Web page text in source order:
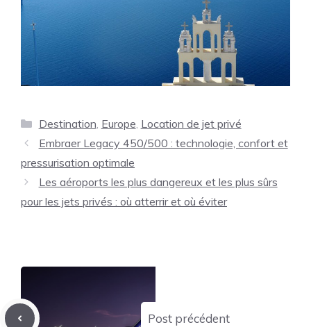
Catégories
Destination Europe Location de jet privé
Embraer Legacy 450/500 : technologie, confort et
pressurisation optimale
Les aéroports les plus dangereux et les plus sûrs
pour les jets privés : où atterrir et où éviter
Post précédent